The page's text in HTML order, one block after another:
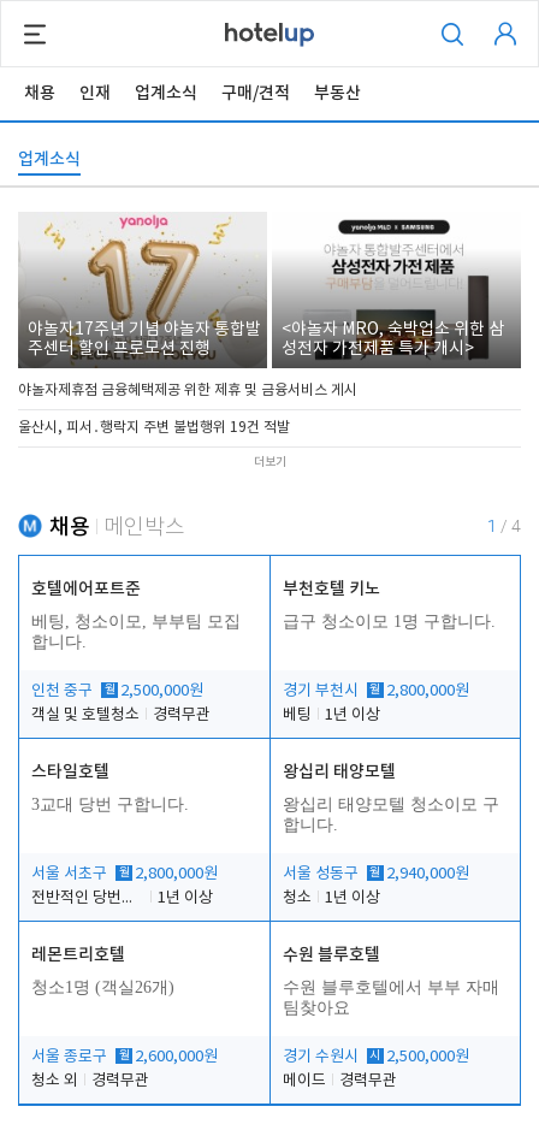
채용 인재 업계소식 구매/견적 부동산
업계소식
야놀자17주년 기념 야놀자 통합발
주센터 할인 프로모션 진행
<야놀자 MRO, 숙박업소 위한 삼
성전자 가전제품 특가 개시>
야놀자제휴점 금융혜택제공 위한 제휴 및 금융서비스 게시
울산시, 피서․행락지 주변 불법행위 19건 적발
더보기
채용 메인박스 1 / 4
호텔에어포트준
베팅, 청소이모, 부부팀 모집
합니다.
인천 중구 월 2,500,000원
객실 및 호텔청소
경력무관
부천호텔 키노
급구 청소이모 1명 구합니다.
경기 부천시 월 2,800,000원
베팅
1년 이상
스타일호텔
3교대 당번 구합니다.
서울 서초구 월 2,800,000원
전반적인 당번업무
1년 이상
왕십리 태양모텔
왕십리 태양모텔 청소이모 구
합니다.
서울 성동구 월 2,940,000원
청소
1년 이상
레몬트리호텔
청소1명 (객실26개)
서울 종로구 월 2,600,000원
청소 외
경력무관
수원 블루호텔
수원 블루호텔에서 부부 자매
팀찾아요
경기 수원시 시
2,500,000원
메이드
경력무관